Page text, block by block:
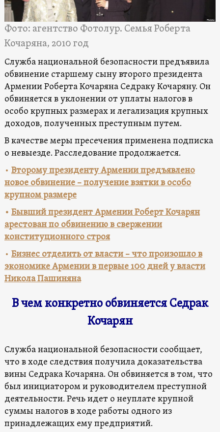
Фото: агентство Фотолур. Семья Роберта
Кочаряна, 2010 год
Служба национальной безопасности предъявила
обвинение старшему сыну второго президента
Армении Роберта Кочаряна Седраку Кочаряну. Он
обвиняется в уклонении от уплаты налогов в
особо крупных размерах и легализация крупных
доходов, полученных преступным путем.
В качестве меры пресечения применена подписка
о невыезде. Расследование продолжается.
• Второму президенту Армении предъявлено
новое обвинение – получение взятки в особо
крупном размере
• Бывший президент Армении Роберт Кочарян
арестован по обвинению в свержении
конституционного строя
• Бизнес отделить от власти – что произошло в
экономике Армении в первые 100 дней у власти
Никола Пашиняна
В чем конкретно обвиняется Седрак
Кочарян
Служба национальной безопасности сообщает,
что в ходе следствия получила доказательства
вины Седрака Кочаряна. Он обвиняется в том, что
был инициатором и руководителем преступной
деятельности. Речь идет о неуплате крупной
суммы налогов в ходе работы одного из
принадлежащих ему предприятий.